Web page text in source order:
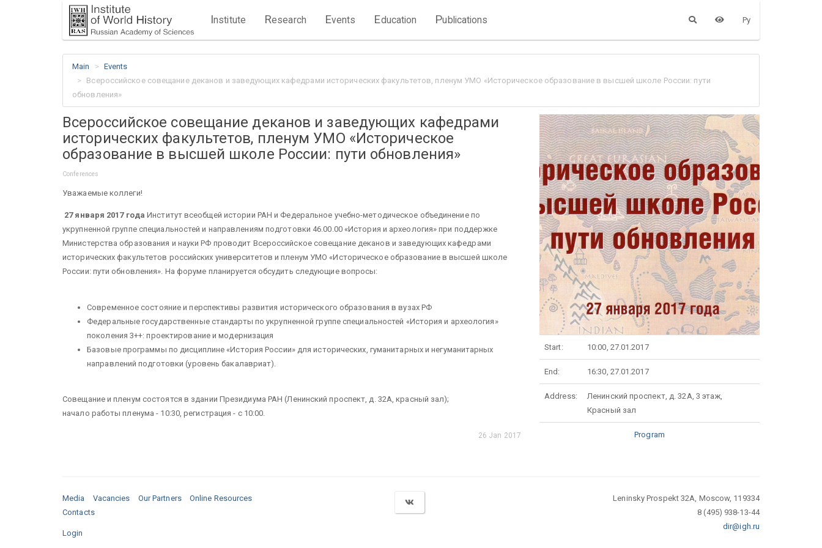
Institute Research Events Education Publications Ру
Main
Events
Всероссийское совещание деканов и заведующих кафедрами исторических факультетов, пленум УМО «Историческое образование в высшей школе России: пути
обновления»
Всероссийское совещание деканов и заведующих кафедрами
исторических факультетов, пленум УМО «Историческое
образование в высшей школе России: пути обновления»
Conferences
Уважаемые коллеги!
27 января 2017 года Институт всеобщей истории РАН и Федеральное учебно-методическое объединение по
укрупненной группе специальностей и направлениям подготовки 46.00.00 «История и археология» при поддержке
Министерства образования и науки РФ проводит Всероссийское совещание деканов и заведующих кафедрами
исторических факультетов российских университетов и пленум УМО «Историческое образование в высшей школе
России: пути обновления». На форуме планируется обсудить следующие вопросы:
Современное состояние и перспективы развития исторического образования в вузах РФ
Федеральные государственные стандарты по укрупненной группе специальностей «История и археология»
поколения 3++: проектирование и модернизация
Базовые программы по дисциплине «История России» для исторических, гуманитарных и негуманитарных
направлений подготовки (уровень бакалавриат).
Совещание и пленум состоятся в здании Президиума РАН (Ленинский проспект, д. 32А, красный зал);
начало работы пленума - 10:30, регистрация - с 10:00.
26 Jan 2017
Start: 10:00, 27.01.2017
End: 16:30, 27.01.2017
Address:
Ленинский проспект, д. 32А, 3 этаж,
Красный зал
Program
Media Vacancies Our Partners
Online Resources
Contacts
Login
Leninsky Prospekt 32A, Moscow, 119334
8 (495) 938-13-44
dir@igh.ru